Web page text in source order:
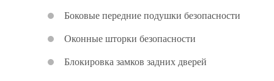
Боковые передние подушки безопасности
Оконные шторки безопасности
Блокировка замков задних дверей